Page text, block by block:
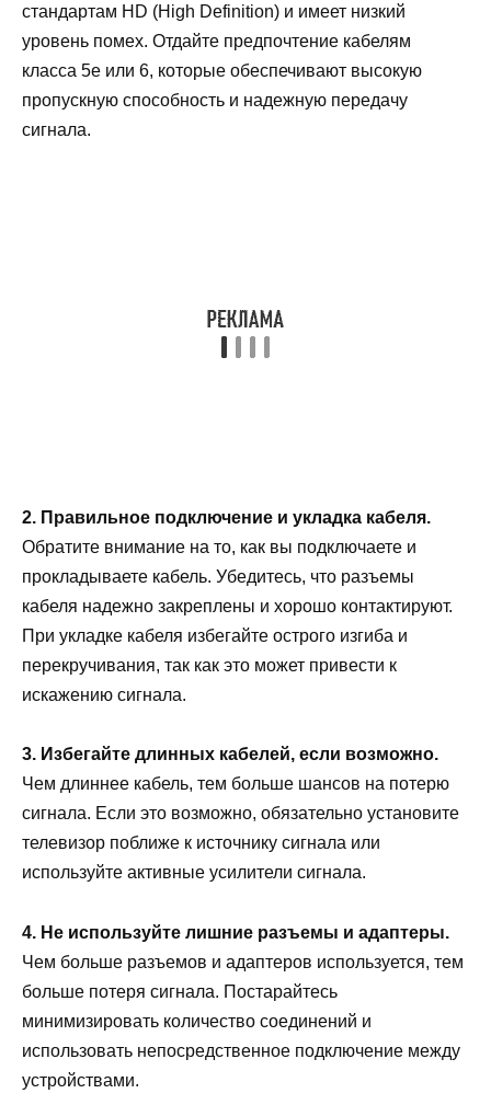
стандартам HD (High Definition) и имеет низкий
уровень помех. Отдайте предпочтение кабелям
класса 5e или 6, которые обеспечивают высокую
пропускную способность и надежную передачу
сигнала.
2. Правильное подключение и укладка кабеля.
Обратите внимание на то, как вы подключаете и
прокладываете кабель. Убедитесь, что разъемы
кабеля надежно закреплены и хорошо контактируют.
При укладке кабеля избегайте острого изгиба и
перекручивания, так как это может привести к
искажению сигнала.
3. Избегайте длинных кабелей, если возможно.
Чем длиннее кабель, тем больше шансов на потерю
сигнала. Если это возможно, обязательно установите
телевизор поближе к источнику сигнала или
используйте активные усилители сигнала.
4. Не используйте лишние разъемы и адаптеры.
Чем больше разъемов и адаптеров используется, тем
больше потеря сигнала. Постарайтесь
минимизировать количество соединений и
использовать непосредственное подключение между
устройствами.